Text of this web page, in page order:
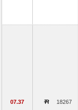
07.37 18267